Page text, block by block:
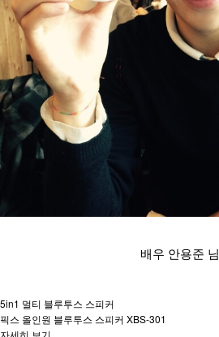
배우 안용준 님
5in1 멀티 블루투스 스피커
픽스 올인원 블루투스 스피커 XBS-301
자세히 보기